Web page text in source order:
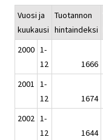
Vuosi ja
kuukausi
Tuotannon
hintaindeksi
2000 1-
12
1666
2001 1-
12
1674
2002 1-
12
1644